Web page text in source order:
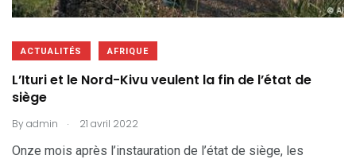
ACTUALITÉS AFRIQUE
L’Ituri et le Nord-Kivu veulent la fin de l’état de
siège
Byadmin . 21 avril 2022
Onze mois après l’instauration de l’état de siège, les